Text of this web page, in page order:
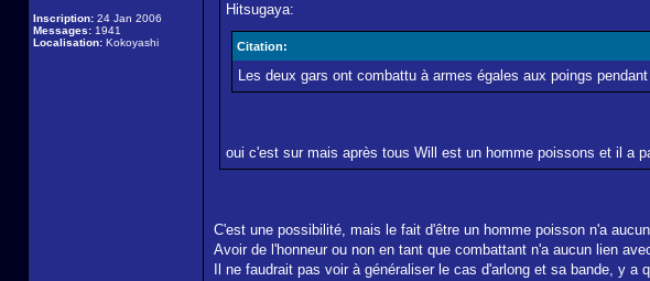
Inscription: 24 Jan 2006
Messages: 1941
Localisation: Kokoyashi
Hitsugaya:
Citation:
Les deux gars ont combattu à armes égales aux poings
oui c'est sur mais après tous Will est un homme poissons et il a
C'est une possibilité, mais le fait d'être un homme poisson n'a
Avoir de l'honneur ou non en tant que combattant n'a aucun lien
Il ne faudrait pas voir à généraliser le cas d'arlong et sa bande, y a